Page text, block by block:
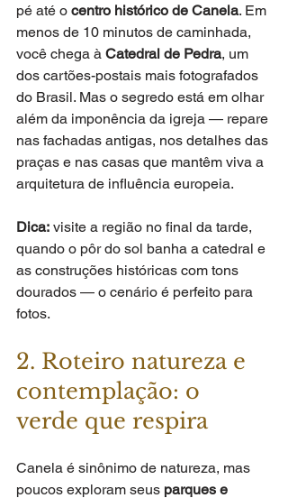
pé até o centro histórico de Canela. Em
menos de 10 minutos de caminhada,
você chega à Catedral de Pedra, um
dos cartões-postais mais fotografados
do Brasil. Mas o segredo está em olhar
além da imponência da igreja — repare
nas fachadas antigas, nos detalhes das
praças e nas casas que mantêm viva a
arquitetura de influência europeia.
Dica: visite a região no final da tarde,
quando o pôr do sol banha a catedral e
as construções históricas com tons
dourados — o cenário é perfeito para
fotos.
2. Roteiro natureza e
contemplação: o
verde que respira
Canela é sinônimo de natureza, mas
poucos exploram seus parques e